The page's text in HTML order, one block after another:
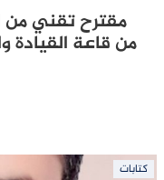
كتابات